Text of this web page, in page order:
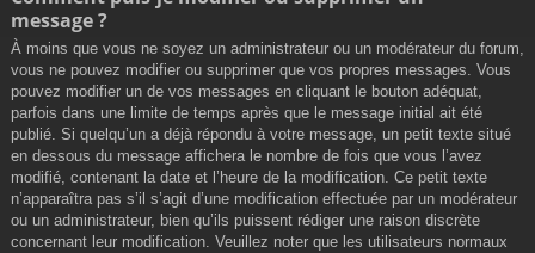
message ?
À moins que vous ne soyez un administrateur ou un modérateur du forum,
vous ne pouvez modifier ou supprimer que vos propres messages. Vous
pouvez modifier un de vos messages en cliquant le bouton adéquat,
parfois dans une limite de temps après que le message initial ait été
publié. Si quelqu’un a déjà répondu à votre message, un petit texte situé
en dessous du message affichera le nombre de fois que vous l’avez
modifié, contenant la date et l’heure de la modification. Ce petit texte
n’apparaîtra pas s’il s’agit d’une modification effectuée par un modérateur
ou un administrateur, bien qu’ils puissent rédiger une raison discrète
concernant leur modification. Veuillez noter que les utilisateurs normaux